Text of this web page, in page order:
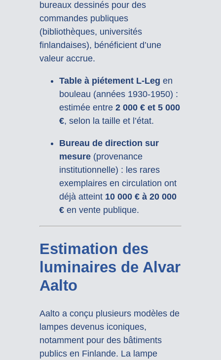
bureaux dessinés pour des
commandes publiques
(bibliothèques, universités
finlandaises), bénéficient d’une
valeur accrue.
Table à piétement L-Leg en
bouleau (années 1930-1950) :
estimée entre 2 000 € et 5 000
€, selon la taille et l’état.
Bureau de direction sur
mesure(provenance
institutionnelle) : les rares
exemplaires en circulation ont
déjà atteint 10 000 € à 20 000
€en vente publique.
Estimation des
luminaires de Alvar
Aalto
Aalto a conçu plusieurs modèles de
lampes devenus iconiques,
notamment pour des bâtiments
publics en Finlande. La lampe